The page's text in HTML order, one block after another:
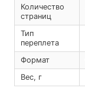
Количество
страниц
Тип
переплета
Формат
Вес, г